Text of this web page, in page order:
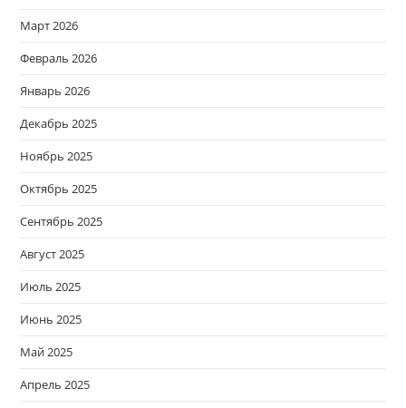
Март 2026
Февраль 2026
Январь 2026
Декабрь 2025
Ноябрь 2025
Октябрь 2025
Сентябрь 2025
Август 2025
Июль 2025
Июнь 2025
Май 2025
Апрель 2025